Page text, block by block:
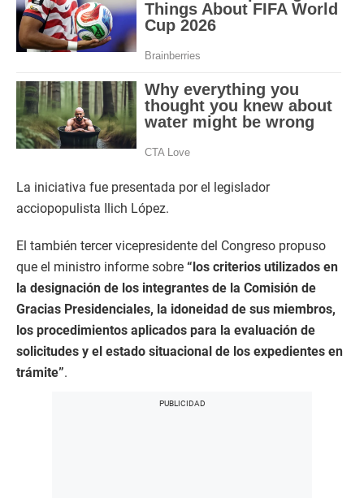
La iniciativa fue presentada por el legislador
acciopopulista Ilich López.
El también tercer vicepresidente del Congreso propuso
que el ministro informe sobre “los criterios utilizados en
la designación de los integrantes de la Comisión de
Gracias Presidenciales, la idoneidad de sus miembros,
los procedimientos aplicados para la evaluación de
solicitudes y el estado situacional de los expedientes en
trámite”.